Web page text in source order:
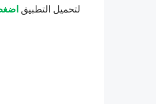
لتحميل التطبيق